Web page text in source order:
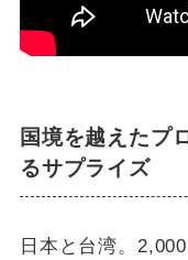
国境を越えたプ
るサプライズ
日本と台湾。